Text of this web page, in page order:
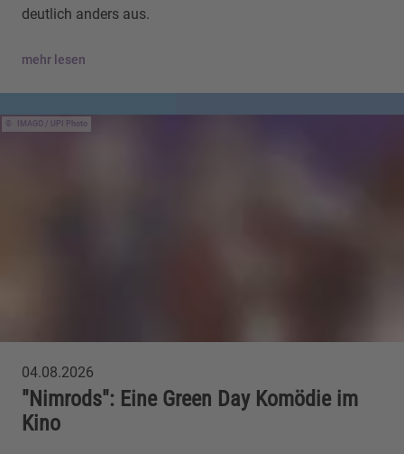
deutlich anders aus.
mehr lesen
IMAGO / UPI Photo
04.08.2026
"Nimrods": Eine Green Day Komödie im
Kino